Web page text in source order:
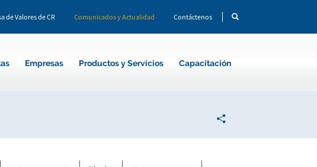
de Valores de CR Comunicados y Actualidad Contáctenos
Empresas Productos y Servicios Capacitación